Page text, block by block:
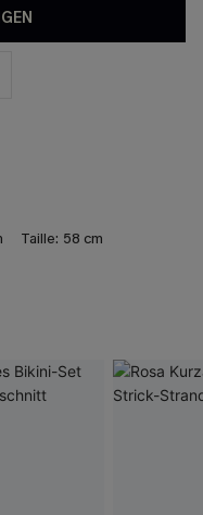
Taille: 58 cm